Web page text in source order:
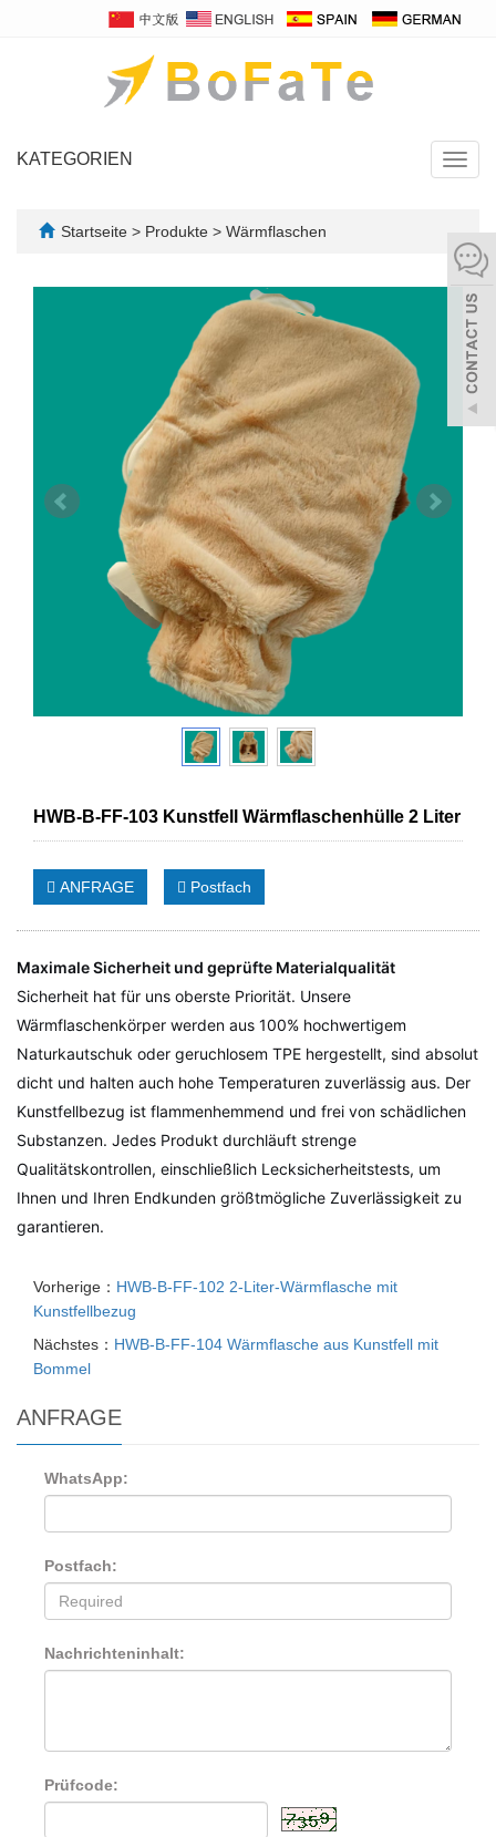
KATEGORIEN
Startseite > Produkte > Wärmflaschen
HWB-B-FF-103 Kunstfell Wärmflaschenhülle 2 Liter
ANFRAGE Postfach
Maximale Sicherheit und geprüfte Materialqualität
Sicherheit hat für uns oberste Priorität. Unsere
Wärmflaschenkörper werden aus 100% hochwertigem
Naturkautschuk oder geruchlosem TPE hergestellt, sind absolut
dicht und halten auch hohe Temperaturen zuverlässig aus. Der
Kunstfellbezug ist flammenhemmend und frei von schädlichen
Substanzen. Jedes Produkt durchläuft strenge
Qualitätskontrollen, einschließlich Lecksicherheitstests, um
Ihnen und Ihren Endkunden größtmögliche Zuverlässigkeit zu
garantieren.
Vorherige： HWB-B-FF-102 2-Liter-Wärmflasche mit
Kunstfellbezug
Nächstes： HWB-B-FF-104 Wärmflasche aus Kunstfell mit
Bommel
ANFRAGE
WhatsApp:
Postfach:
Nachrichteninhalt:
Prüfcode: